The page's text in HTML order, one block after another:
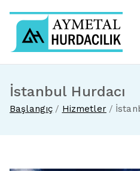
İstanbul Hurdacı
Başlangıç Hizmetler